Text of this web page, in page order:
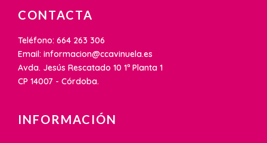
CONTACTA
Teléfono: 664 263 306
Email: informacion@ccavinuela.es
Avda. Jesús Rescatado 10 1ª Planta 1
CP 14007 - Córdoba.
INFORMACIÓN